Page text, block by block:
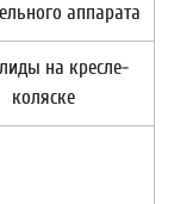
аппарата
на кресле-
коляске